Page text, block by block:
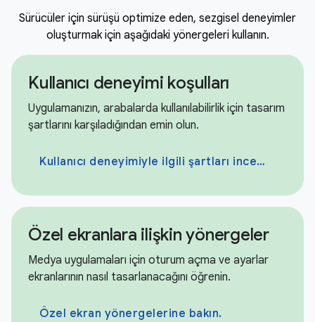
Sürücüler için sürüşü optimize eden, sezgisel deneyimler
oluşturmak için aşağıdaki yönergeleri kullanın.
Kullanıcı deneyimi koşulları
Uygulamanızın, arabalarda kullanılabilirlik için tasarım
şartlarını karşıladığından emin olun.
Kullanıcı deneyimiyle ilgili şartları inceleyin.
Özel ekranlara ilişkin yönergeler
Medya uygulamaları için oturum açma ve ayarlar
ekranlarının nasıl tasarlanacağını öğrenin.
Özel ekran yönergelerine bakın.